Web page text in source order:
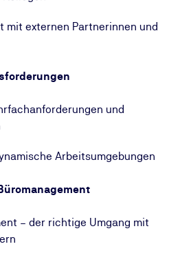
Seminar erhalten
aus unserer KI-Soft-Skill-
100 % online und
mit externen Partnerinnen und
und
Arbeitsumgebungen
– der richtige Umgang mit